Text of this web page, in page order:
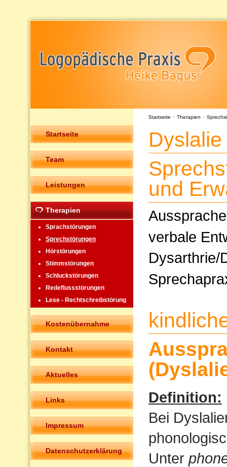
Startseite
Team
Leistungen
Therapien
Sprachstörungen
Sprechstörungen
Hörstörungen
Stimmstörungen
Schluckstörungen
Redeflussstörungen
Lese - Rechtschreibstörung
Kostenübernahme
Kontakt
Aktuelles
Links
Impressum
Datenschutzerklärung
Startseite > Therapien >
und
verbale
Dysarthrie/
Definition:
Bei
Unter